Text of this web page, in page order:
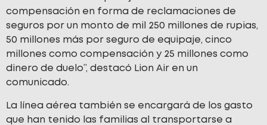
compensación en forma de reclamaciones de
seguros por un monto de mil 250 millones de rupias,
50 millones más por seguro de equipaje, cinco
millones como compensación y 25 millones como
dinero de duelo”, destacó Lion Air en un
comunicado.
La línea aérea también se encargará de los gasto
que han tenido las familias al transportarse a